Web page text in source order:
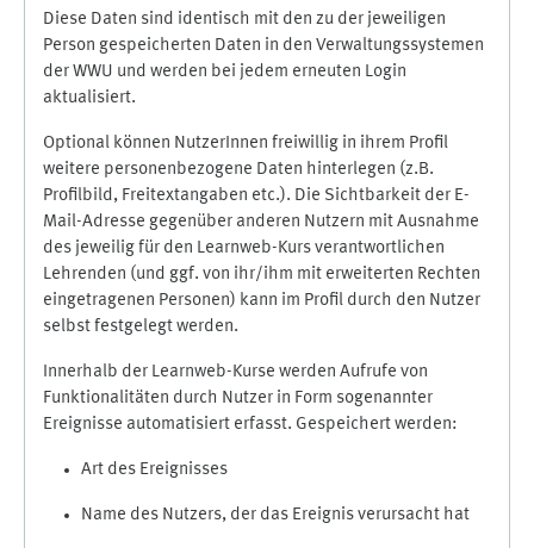
Diese Daten sind identisch mit den zu der jeweiligen
Person gespeicherten Daten in den Verwaltungssystemen
der WWU und werden bei jedem erneuten Login
aktualisiert.
Optional können NutzerInnen freiwillig in ihrem Profil
weitere personenbezogene Daten hinterlegen (z.B.
Profilbild, Freitextangaben etc.). Die Sichtbarkeit der E-
Mail-Adresse gegenüber anderen Nutzern mit Ausnahme
des jeweilig für den Learnweb-Kurs verantwortlichen
Lehrenden (und ggf. von ihr/ihm mit erweiterten Rechten
eingetragenen Personen) kann im Profil durch den Nutzer
selbst festgelegt werden.
Innerhalb der Learnweb-Kurse werden Aufrufe von
Funktionalitäten durch Nutzer in Form sogenannter
Ereignisse automatisiert erfasst. Gespeichert werden:
Art des Ereignisses
Name des Nutzers, der das Ereignis verursacht hat